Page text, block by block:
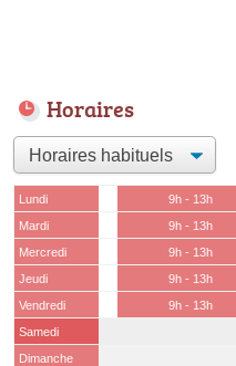
Horaires
Lundi 9h - 13h
Mardi
9h - 13h
Mercredi
9h - 13h
Jeudi
9h - 13h
Vendredi
9h - 13h
Samedi
Dimanche